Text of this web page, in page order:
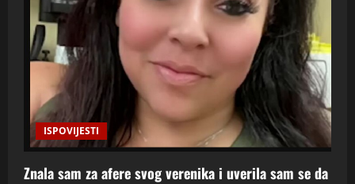
ISPOVIJESTI
Znala sam za afere svog verenika i uverila sam se da